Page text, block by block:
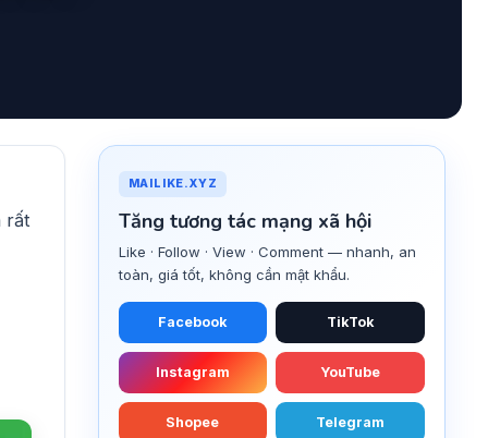
rất
MAILIKE.XYZ
Tăng tương tác mạng xã hội
Like · Follow · View · Comment — nhanh, an
toàn, giá tốt, không cần mật khẩu.
Facebook TikTok
Instagram YouTube
Shopee Telegram